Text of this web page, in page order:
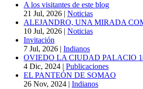
A los visitantes de este blog
21 Jul, 2026 | Noticias
ALEJANDRO, UNA MIRADA
10 Jul, 2026 | Noticias
Invitación
7 Jul, 2026 | Indianos
OVIEDO LA CIUDAD PALACIO
4 Dic, 2024 | Publicaciones
EL PANTEÓN DE SOMAO
26 Nov, 2024 | Indianos